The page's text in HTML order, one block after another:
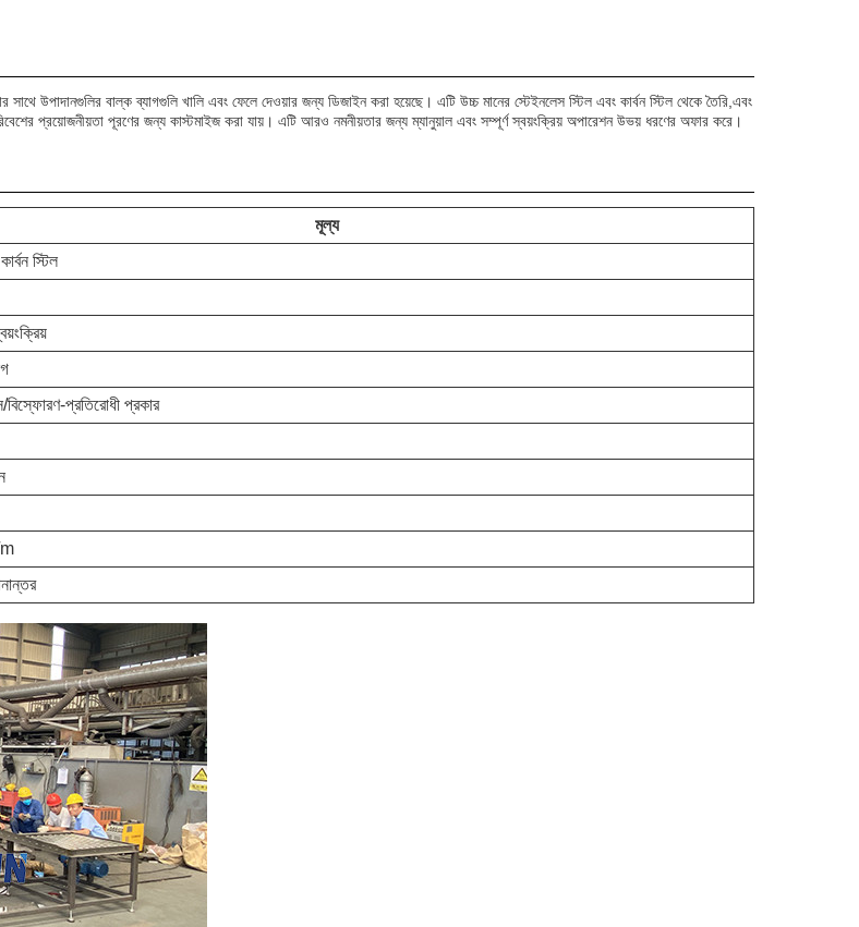
উপাদানগুলির বাল্ক ব্যাগগুলি খালি এবং ফেলে দেওয়ার জন্য ডিজাইন করা হয়েছে। এটি উচ্চ মানের স্টেইনলেস স্টিল এবং কার্বন স্টিল থেকে তৈরি,এবং
প্রয়োজনীয়তা পূরণের জন্য কাস্টমাইজ করা যায়। এটি আরও নমনীয়তার জন্য ম্যানুয়াল এবং সম্পূর্ণ স্বয়ংক্রিয় অপারেশন উভয় ধরণের অফার করে।
মূল্য
স্টিল
বিস্ফোরণ-প্রতিরোধী প্রকার